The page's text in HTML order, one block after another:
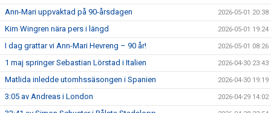
Ann-Mari uppvaktad på 90-årsdagen 2026-05-01 20:38
Kim Wingren nära pers i längd 2026-05-01 19:24
I dag grattar vi Ann-Mari Hevreng – 90 år! 2026-05-01 08:26
1 maj springer Sebastian Lörstad i Italien 2026-04-30 23:43
Matlida inledde utomhssäsongen i Spanien 2026-04-30 19:19
3:05 av Andreas i London 2026-04-29 14:02